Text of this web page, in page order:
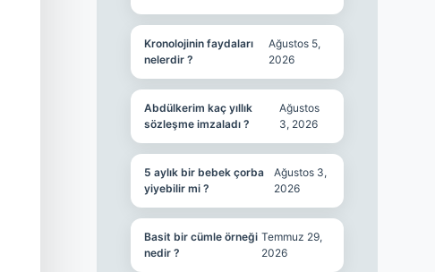
Kronolojinin faydaları
nelerdir ?
Ağustos 5,
2026
Abdülkerim kaç yıllık
sözleşme imzaladı ?
Ağustos
3, 2026
5 aylık bir bebek çorba
yiyebilir mi ?
Ağustos 3,
2026
Basit bir cümle örneği
nedir ?
Temmuz 29,
2026